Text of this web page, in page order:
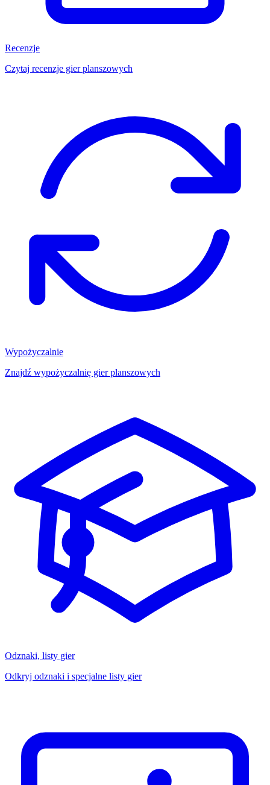
Recenzje
Czytaj recenzje gier planszowych
Wypożyczalnie
Znajdź wypożyczalnię gier planszowych
Odznaki, listy gier
Odkryj odznaki i specjalne listy gier